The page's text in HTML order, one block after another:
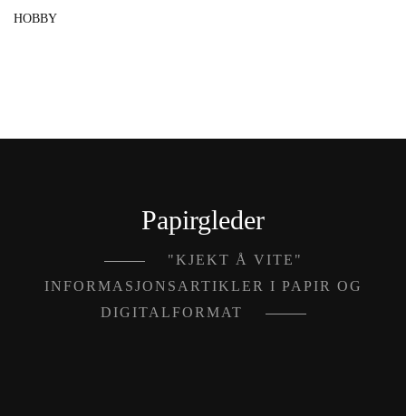
HOBBY
Papirgleder
"KJEKT Å VITE"
INFORMASJONSARTIKLER I PAPIR OG
DIGITALFORMAT